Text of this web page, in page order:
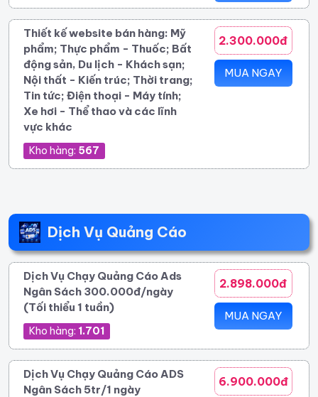
Thiết kế website bán hàng: Mỹ
phẩm; Thực phẩm - Thuốc; Bất
động sản, Du lịch - Khách sạn;
Nội thất - Kiến trúc; Thời trang;
Tin tức; Điện thoại - Máy tính;
Xe hơi - Thể thao và các lĩnh
vực khác
Kho hàng: 567
2.300.000đ
MUA NGAY
Dịch Vụ Quảng Cáo
Dịch Vụ Chạy Quảng Cáo Ads
Ngân Sách 300.000đ/ngày
(Tối thiểu 1 tuần)
Kho hàng: 1.701
2.898.000đ
MUA NGAY
Dịch Vụ Chạy Quảng Cáo ADS
Ngân Sách 5tr/1 ngày
6.900.000đ